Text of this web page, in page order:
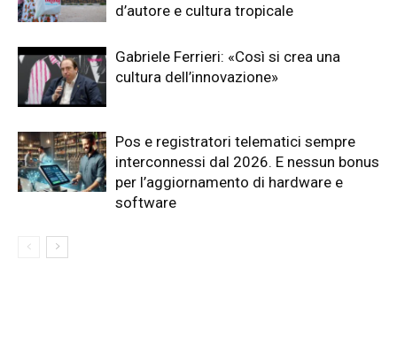
d’autore e cultura tropicale
Gabriele Ferrieri: «Così si crea una
cultura dell’innovazione»
Pos e registratori telematici sempre
interconnessi dal 2026. E nessun bonus
per l’aggiornamento di hardware e
software